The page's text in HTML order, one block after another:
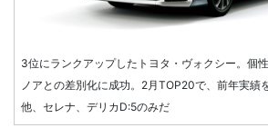
3位にランクアップしたトヨタ・ヴォクシー。個
ノアとの差別化に成功。2月TOP20で、前年実績
他、セレナ、デリカD:5のみだ